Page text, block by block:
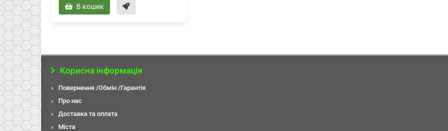
В кошик
Корисна інформація
Повернення /Обмін /Гарантія
Про нас
Доставка та оплата
Міста